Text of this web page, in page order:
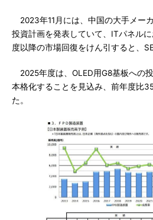
2023年11月には、中国の大手メー
投資計画を発表していて、ITパネル
度以降の市場回復をけん引すると、
2025年度は、OLED用G8基板への
本格化することを見込み、前年度比
た。